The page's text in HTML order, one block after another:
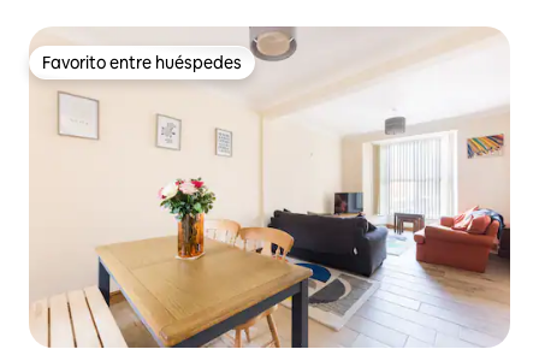
Favorito entre huéspedes
Favorito entre huéspedes